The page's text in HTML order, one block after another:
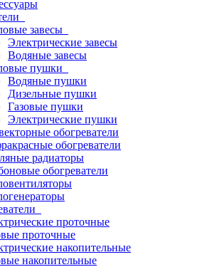
завесы
Электрические завесы
Водяные завесы
пушки
Водяные пушки
Дизельные пушки
Газовые пушки
Электрические пушки
обогреватели
обогреватели
радиаторы
обогреватели
проточные
проточные
накопительные
накопительные